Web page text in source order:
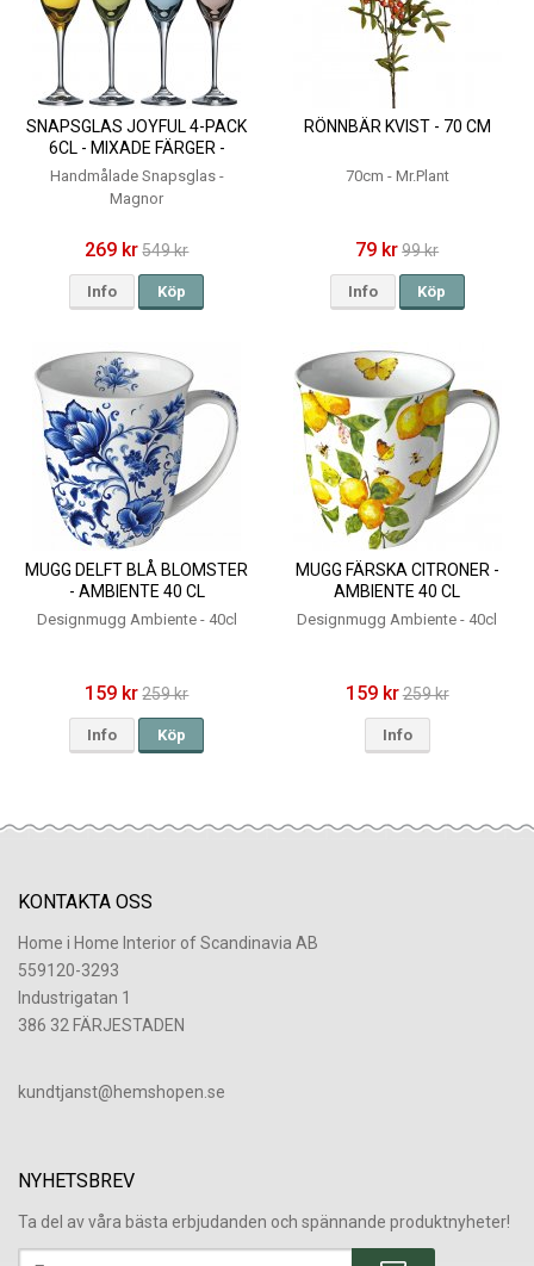
SNAPSGLAS JOYFUL 4-PACK
6CL - MIXADE FÄRGER -
MAGNOR
Handmålade Snapsglas -
Magnor
269 kr 549 kr
Info Köp
RÖNNBÄR KVIST - 70 CM
70cm - Mr.Plant
79 kr99 kr
Info Köp
MUGG DELFT BLÅ BLOMSTER
- AMBIENTE 40 CL
Designmugg Ambiente - 40cl
159 kr 259 kr
Info Köp
MUGG FÄRSKA CITRONER -
AMBIENTE 40 CL
Designmugg Ambiente - 40cl
159 kr259 kr
Info
KONTAKTA OSS
Home i Home Interior of Scandinavia AB
559120-3293
Industrigatan 1
386 32 FÄRJESTADEN
​kundtjanst@hemshopen.se
NYHETSBREV
Ta del av våra bästa erbjudanden och spännande produktnyheter!